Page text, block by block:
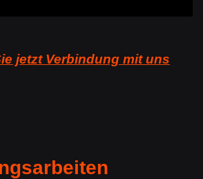
jetzt Verbindung mit uns